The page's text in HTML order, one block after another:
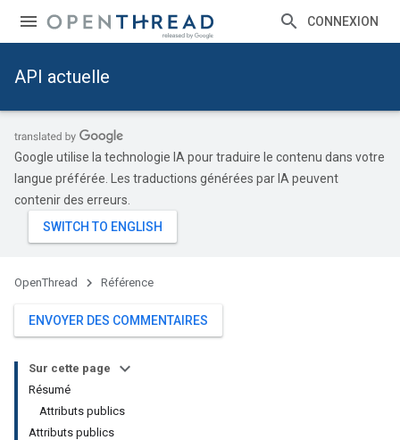
CONNEXION
API actuelle
Google utilise la technologie IA pour traduire le contenu dans votre
langue préférée. Les traductions générées par IA peuvent
contenir des erreurs.
OpenThread Référence
ENVOYER DES COMMENTAIRES
Sur cette page
Résumé
Attributs publics
Attributs publics